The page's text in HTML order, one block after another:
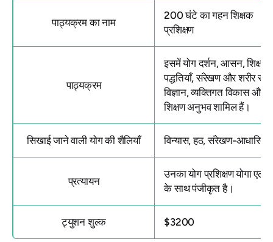
पाठ्यक्रम का नाम
200 घंटे का गहन शिक्षक
प्रशिक्षण
पाठ्यक्रम
इसमें योग दर्शन, आसन, शिक्षण
पद्धतियाँ, संरेखण और शरीर
विज्ञान, व्यक्तिगत विकास और
शिक्षण अनुभव शामिल हैं।
सिखाई जाने वाली योग की शैलियाँ विन्यास, हठ, संरेखण-आधारित
प्रत्यायन
उनकायोग प्रशिक्षणयोगा
के साथ पंजीकृत है।
ट्युशन शुल्क $3200